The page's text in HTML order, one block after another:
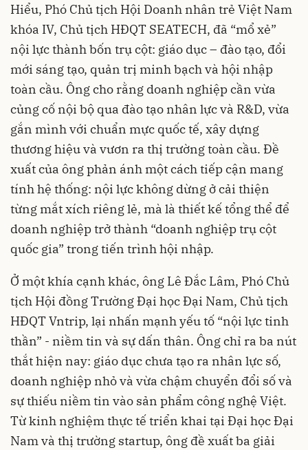
Hiểu, Phó Chủ tịch Hội Doanh nhân trẻ Việt Nam
khóa IV, Chủ tịch HĐQT SEATECH, đã “mổ xẻ”
nội lực thành bốn trụ cột: giáo dục – đào tạo, đổi
mới sáng tạo, quản trị minh bạch và hội nhập
toàn cầu. Ông cho rằng doanh nghiệp cần vừa
củng cố nội bộ qua đào tạo nhân lực và R&D, vừa
gắn mình với chuẩn mực quốc tế, xây dựng
thương hiệu và vươn ra thị trường toàn cầu. Đề
xuất của ông phản ánh một cách tiếp cận mang
tính hệ thống: nội lực không dừng ở cải thiện
từng mắt xích riêng lẻ, mà là thiết kế tổng thể để
doanh nghiệp trở thành “doanh nghiệp trụ cột
quốc gia” trong tiến trình hội nhập.
Ở một khía cạnh khác, ông Lê Đắc Lâm, Phó Chủ
tịch Hội đồng Trường Đại học Đại Nam, Chủ tịch
HĐQT Vntrip, lại nhấn mạnh yếu tố “nội lực tinh
thần” - niềm tin và sự dấn thân. Ông chỉ ra ba nút
thắt hiện nay: giáo dục chưa tạo ra nhân lực số,
doanh nghiệp nhỏ và vừa chậm chuyển đổi số và
sự thiếu niềm tin vào sản phẩm công nghệ Việt.
Từ kinh nghiệm thực tế triển khai tại Đại học Đại
Nam và thị trường startup, ông đề xuất ba giải